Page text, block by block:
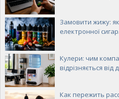
Замовити жижу: як
електронної
Кулери: чим
відрізняється від
Как пережить